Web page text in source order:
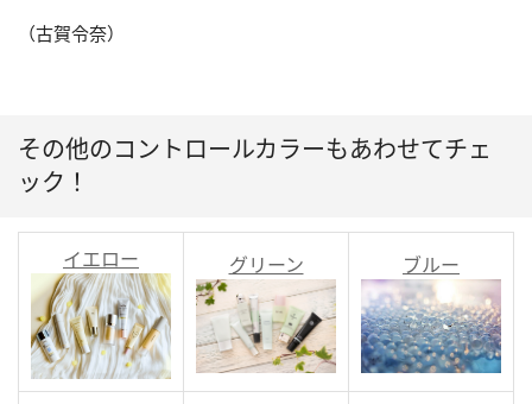
（古賀令奈）
その他のコントロールカラーもあわせてチェ
ック！
イエロー グリーン ブルー